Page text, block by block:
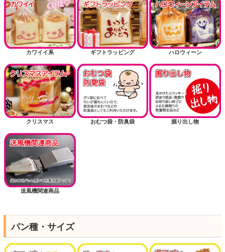
カワイイ系 ギフトラッピング ハロウィーン
クリスマス おむつ袋・防臭袋 掘り出し物
送風機関連商品
パン種・サイズ